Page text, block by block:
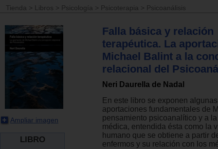
Tienda > Libros > Psicología > Psicoterapia > Psicoanálisis
Ampliar imagen
LIBRO
Falla básica y relación
terapéutica. La
Michael Balint a la
relacional del
Neri Daurella de Nadal
En este libro se exponen
aportaciones fundamentales de
pensamiento psicoanalítico y a
médica, entendida ésta como la
humano que se obtiene a partir
enfermos y su relación con los